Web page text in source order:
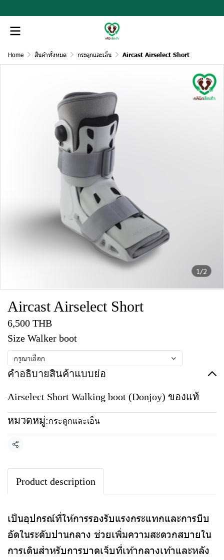
Home สินค้าทั้งหมด กระดูกและเอ็น Aircast Airselect Short
1/2
Aircast Airselect Short
6,500 THB
Size Walker boot
กรุณาเลือก
คำอธิบายสินค้าแบบย่อ
Airselect Short Walking boot (Donjoy) ของแท้
หมวดหมู่:กระดูกและเอ็น
แชร์
Product description
เป็นอุปกรณ์ที่ให้การรองรับแรงกระแทกและการบีบ
อัดในระดับปานกลาง ช่วยเพิ่มความสะดวกสบายใน
การเดินสำหรับการบาดเจ็บที่เท้ากลางเท้าและหลัง